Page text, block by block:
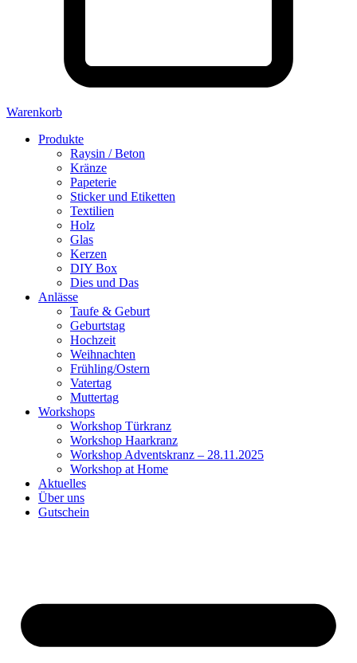
Warenkorb
Produkte
Raysin / Beton
Kränze
Papeterie
Sticker und Etiketten
Textilien
Holz
Glas
Kerzen
DIY Box
Dies und Das
Anlässe
Taufe & Geburt
Geburtstag
Hochzeit
Weihnachten
Frühling/Ostern
Vatertag
Muttertag
Workshops
Workshop Türkranz
Workshop Haarkranz
Workshop Adventskranz – 28.11.2025
Workshop at Home
Aktuelles
Über uns
Gutschein